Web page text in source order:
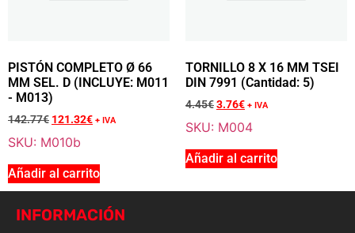
Añadir a la cesta
Sale 15% Off
TORNILLO 6 X 40 MM TCEI DIN 912 (Cantidad: 10)
M007
7.61
6.50 €+ IVA
PISTÓN COMPLETO Ø 66
MM SEL. D (INCLUYE: M011
- M013)
142.77€ 121.32€ + IVA
SKU: M010b
Añadir al carrito
TORNILLO 8 X 16 MM TSEI
DIN 7991 (Cantidad: 5)
4.45€3.76€ + IVA
SKU: M004
Añadir al carrito
INFORMACIÓN